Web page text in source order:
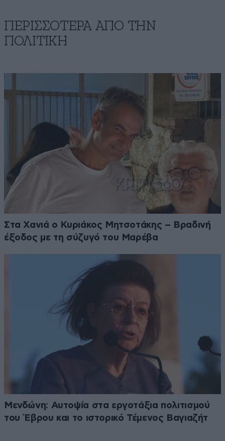
ΠΕΡΙΣΣΟΤΕΡΑ ΑΠΟ ΤΗΝ
ΠΟΛΙΤΙΚΗ
Στα Χανιά ο Κυριάκος Μητσοτάκης – Βραδινή
έξοδος με τη σύζυγό του Μαρέβα
Μενδώνη: Αυτοψία στα εργοτάξια πολιτισμού
του Έβρου και το ιστορικό Τέμενος Βαγιαζήτ